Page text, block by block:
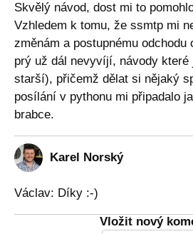
Skvělý návod, dost mi to
Vzhledem k tomu, že ssmtp mi
změnám a postupnému
prý už dál nevyvíjí, návody
starší), přičemž dělat si nějaký
posílání v pythonu mi připadalo
brabce.
Karel Norský
Václav: Díky :-)
Vložit nový